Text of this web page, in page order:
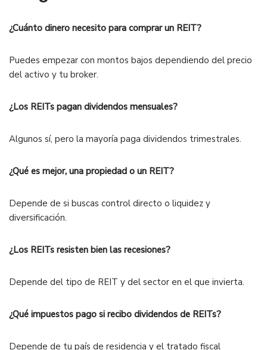
¿Cuánto dinero necesito para comprar un REIT?
Puedes empezar con montos bajos dependiendo del precio
del activo y tu broker.
¿Los REITs pagan dividendos mensuales?
Algunos sí, pero la mayoría paga dividendos trimestrales.
¿Qué es mejor, una propiedad o un REIT?
Depende de si buscas control directo o liquidez y
diversificación.
¿Los REITs resisten bien las recesiones?
Depende del tipo de REIT y del sector en el que invierta.
¿Qué impuestos pago si recibo dividendos de REITs?
Depende de tu país de residencia y el tratado fiscal